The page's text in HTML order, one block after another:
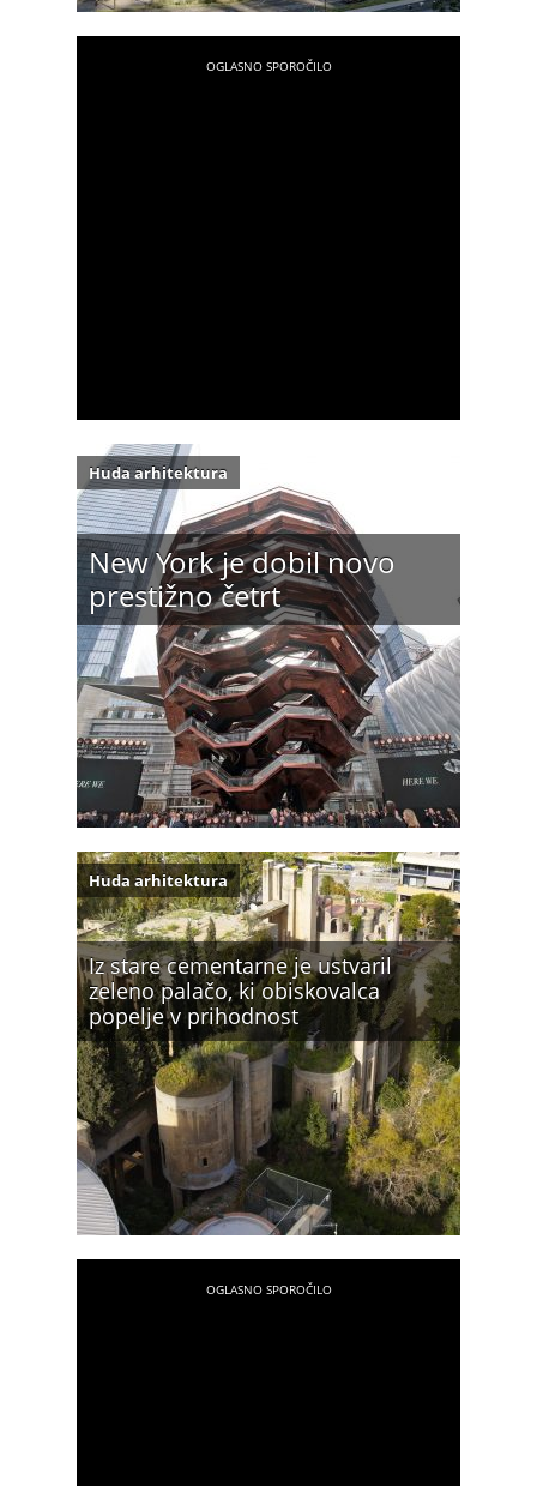
New York je dobil novo
prestižno četrt
Huda arhitektura
Iz stare cementarne je ustvaril
zeleno palačo, ki obiskovalca
popelje v prihodnost
Huda arhitektura